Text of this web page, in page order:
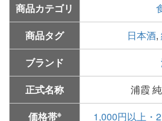
商品カテゴリ
商品タグ
日本酒,
ブランド
正式名称
浦霞
価格帯※ 1,000円以上・